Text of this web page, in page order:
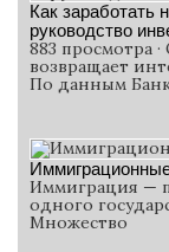
Как заработать
руководство
883 просмотра
возвращает
По данным
Иммиграция —
одного
Множество